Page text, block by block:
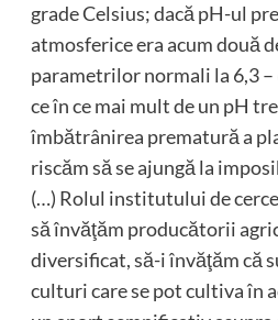
grade Celsius; dacă pH-ul
atmosferice era acum două
parametrilor normali la 6,3
ce în ce mai mult de un pH
îmbătrânirea prematură a
riscăm să se ajungă la
(…) Rolul institutului de
să învăţăm producătorii
diversificat, să-i învăţăm că
culturi care se pot cultiva în